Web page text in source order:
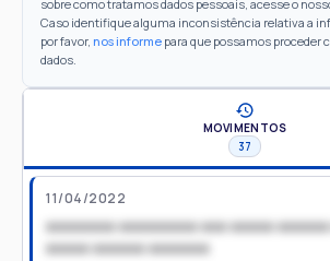
sobre como tratamos dados pessoais, acesse o
Caso identifique alguma inconsistência relativa a
por favor, nos informe para que possamos proceder
dados.
MOVIMENTOS
37
11/04/2022
xxxxxxxx xxxxxxxxx xxx xxxxx
xxxxx xxxxxx xxxxxxx